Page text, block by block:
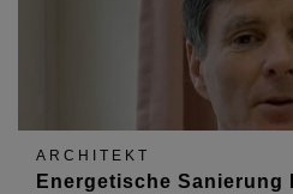
ARCHITEKT
Energetische Sanierung II